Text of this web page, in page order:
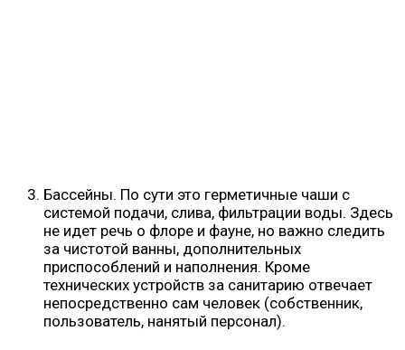
Бассейны. По сути это герметичные чаши с
системой подачи, слива, фильтрации воды. Здесь
не идет речь о флоре и фауне, но важно следить
за чистотой ванны, дополнительных
приспособлений и наполнения. Кроме
технических устройств за санитарию отвечает
непосредственно сам человек (собственник,
пользователь, нанятый персонал).